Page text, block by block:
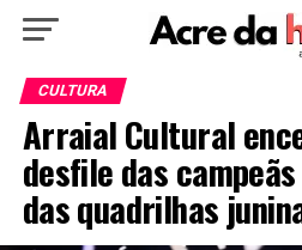
HOME
EDUCAÇÃO NOTÍCIA
CULTURA
Arraial Cultural
desfile das
das quadrilhas